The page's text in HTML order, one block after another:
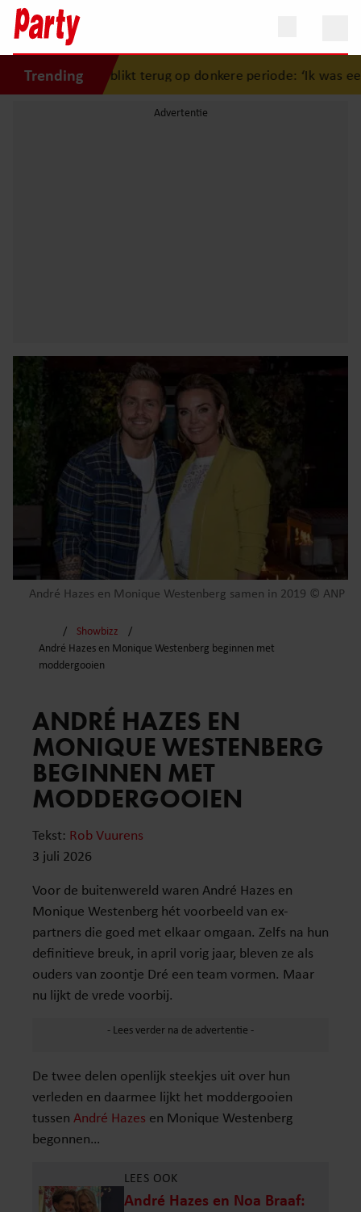
Trending
blikt terug op donkere periode: ‘Ik was een wandelend
André Hazes en Monique Westenberg samen in 2019 © ANP
Showbizz
André Hazes en Monique Westenberg beginnen met
moddergooien
ANDRÉ HAZES EN
MONIQUE WESTENBERG
BEGINNEN MET
MODDERGOOIEN
Tekst: Rob Vuurens
3 juli 2026
Voor de buitenwereld waren André Hazes en
Monique Westenberg hét voorbeeld van ex-
partners die goed met elkaar omgaan. Zelfs na hun
definitieve breuk, in april vorig jaar, bleven ze als
ouders van zoontje Dré een team vormen. Maar
nu lijkt de vrede voorbij.
De twee delen openlijk steekjes uit over hun
verleden en daarmee lijkt het moddergooien
tussen André Hazes en Monique Westenberg
begonnen…
LEES OOK
André Hazes en Noa Braaf: